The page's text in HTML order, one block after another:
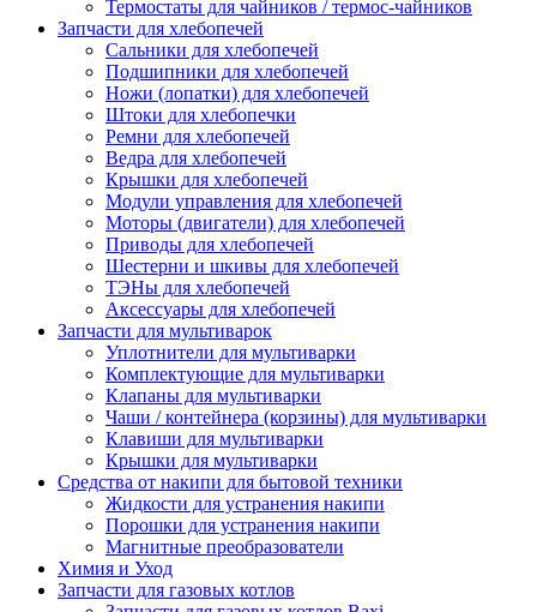
Термостаты для чайников / термос-чайников
Запчасти для хлебопечей
Сальники для хлебопечей
Подшипники для хлебопечей
Ножи (лопатки) для хлебопечей
Штоки для хлебопечки
Ремни для хлебопечей
Ведра для хлебопечей
Крышки для хлебопечей
Модули управления для хлебопечей
Моторы (двигатели) для хлебопечей
Приводы для хлебопечей
Шестерни и шкивы для хлебопечей
ТЭНы для хлебопечей
Аксессуары для хлебопечей
Запчасти для мультиварок
Уплотнители для мультиварки
Комплектующие для мультиварки
Клапаны для мультиварки
Чаши / контейнера (корзины) для мультиварки
Клавиши для мультиварки
Крышки для мультиварки
Средства от накипи для бытовой техники
Жидкости для устранения накипи
Порошки для устранения накипи
Магнитные преобразователи
Химия и Уход
Запчасти для газовых котлов